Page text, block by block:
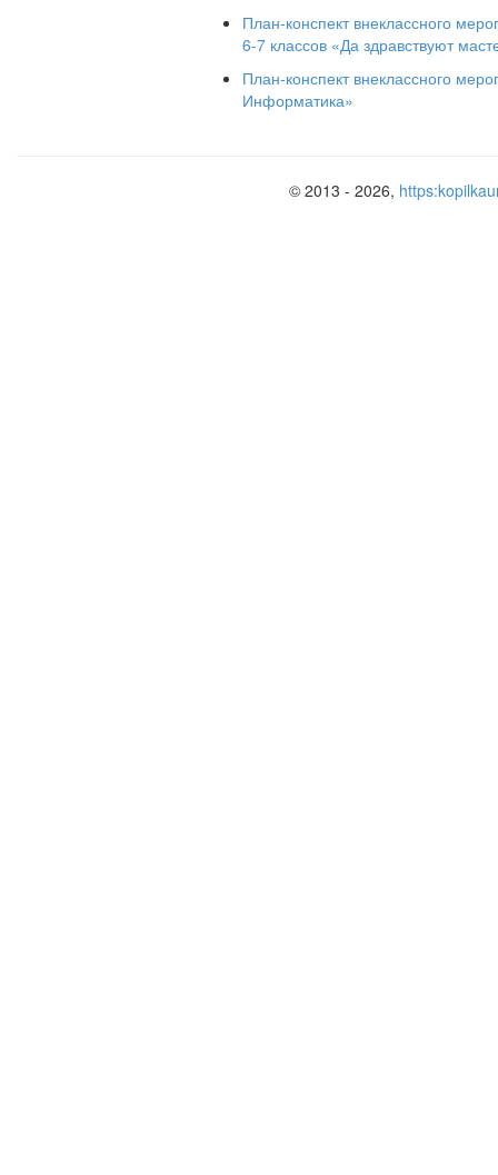
«Новокаракюринская СОШ
План-конспект внеклассного
6-7 классов «Да здравствуют
План-конспект внеклассного
Информатика»
© 2013 - 2026,